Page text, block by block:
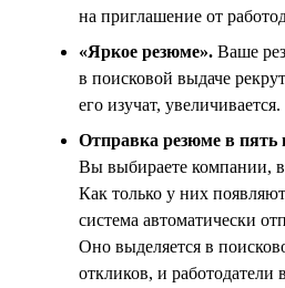
на приглашение от
«Яркое резюме». Ваше
в поисковой выдаче
его изучат, увеличивается.
Отправка резюме в
Вы выбираете компании, в
Как только у них
система автоматически
Оно выделяется в
откликов, и работодатели